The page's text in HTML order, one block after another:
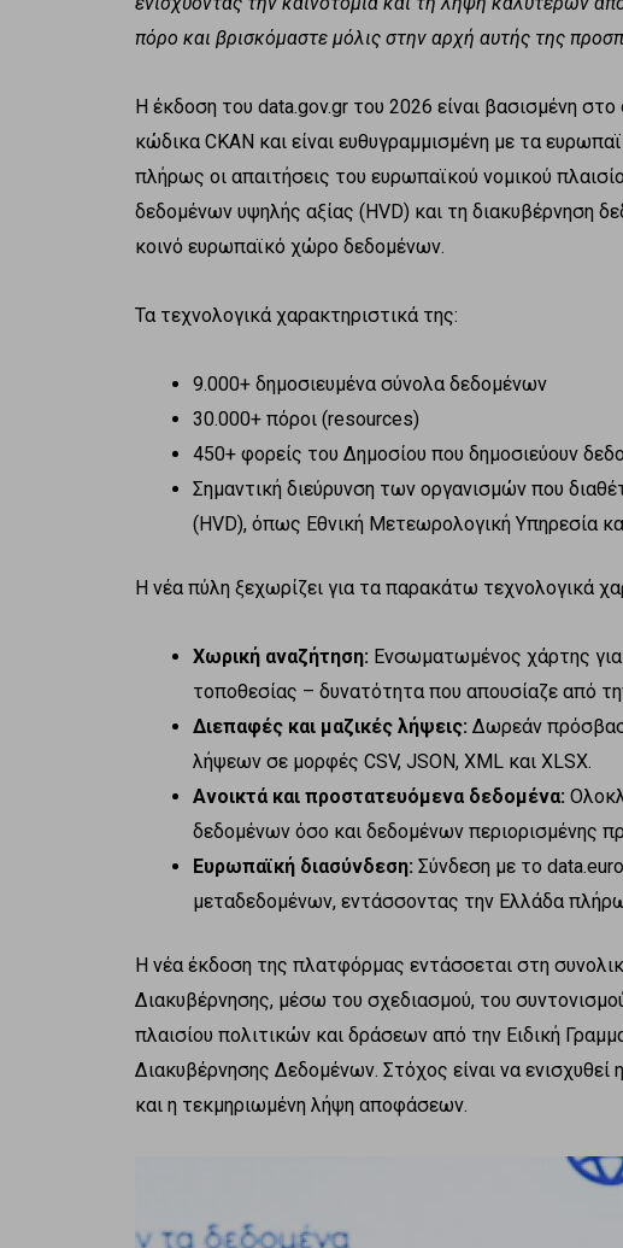
πόρο και βρισκόμαστε μόλις στην αρχή αυτής της
Η έκδοση του data.gov.gr του 2026 είναι βασισμένη
κώδικα CKAN και είναι ευθυγραμμισμένη με τα
πλήρως οι απαιτήσεις του ευρωπαϊκού νομικού
δεδομένων υψηλής αξίας (HVD) και τη διακυβέρνηση
κοινό ευρωπαϊκό χώρο δεδομένων.
Τα τεχνολογικά χαρακτηριστικά της:
9.000+ δημοσιευμένα σύνολα δεδομένων
30.000+ πόροι (resources)
450+ φορείς του Δημοσίου που δημοσιεύουν
Σημαντική διεύρυνση των οργανισμών που
(HVD), όπως Εθνική Μετεωρολογική Υπηρεσία
Η νέα πύλη ξεχωρίζει για τα παρακάτω τεχνολογικά
Χωρική αναζήτηση: Ενσωματωμένος χάρτης
τοποθεσίας – δυνατότητα που απουσίαζε από
Διεπαφές και μαζικές λήψεις: Δωρεάν
λήψεων σε μορφές CSV, JSON, XML και XLSX.
Ανοικτά και προστατευόμενα δεδομένα:
δεδομένων όσο και δεδομένων περιορισμένης
Ευρωπαϊκή διασύνδεση: Σύνδεση με το
μεταδεδομένων, εντάσσοντας την Ελλάδα
Η νέα έκδοση της πλατφόρμας εντάσσεται στη
Διακυβέρνησης, μέσω του σχεδιασμού, του
πλαισίου πολιτικών και δράσεων από την Ειδική
Διακυβέρνησης Δεδομένων. Στόχος είναι να
και η τεκμηριωμένη λήψη αποφάσεων.